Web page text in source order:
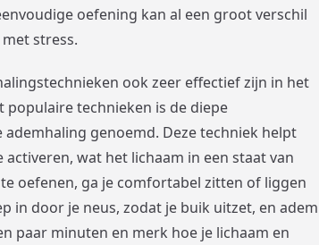
oefening kan al een groot verschil
stress.
ook zeer effectief zijn in het
populaire technieken is de diepe
genoemd. Deze techniek helpt
wat het lichaam in een staat van
oefenen, ga je comfortabel zitten of liggen
in door je neus, zodat je buik uitzet, en adem
paar minuten en merk hoe je lichaam en